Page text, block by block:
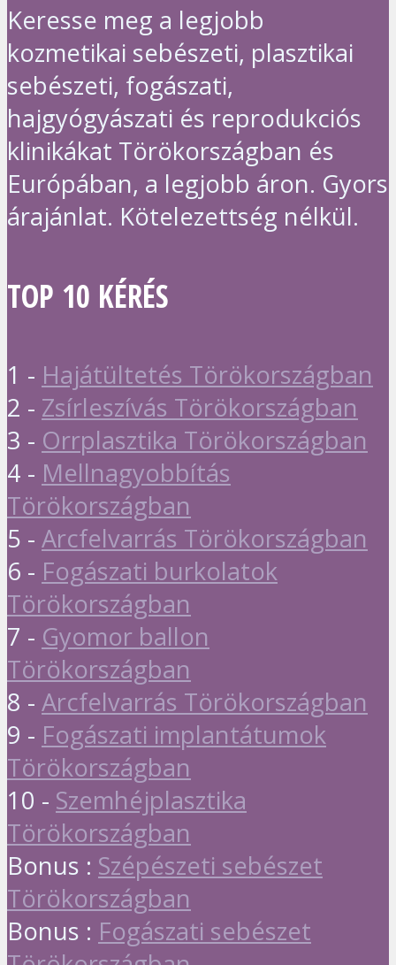
Keresse meg a legjobb
kozmetikai sebészeti, plasztikai
sebészeti, fogászati,
hajgyógyászati és reprodukciós
klinikákat Törökországban és
Európában, a legjobb áron. Gyors
árajánlat. Kötelezettség nélkül.
TOP 10 KÉRÉS
1 - Hajátültetés Törökországban
2 - Zsírleszívás Törökországban
3 - Orrplasztika Törökországban
4 - Mellnagyobbítás
Törökországban
5 - Arcfelvarrás Törökországban
6 - Fogászati burkolatok
Törökországban
7 - Gyomor ballon
Törökországban
8 - Arcfelvarrás Törökországban
9 - Fogászati implantátumok
Törökországban
10 - Szemhéjplasztika
Törökországban
Bonus : Szépészeti sebészet
Törökországban
Bonus : Fogászati sebészet